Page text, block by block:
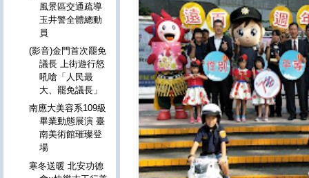
風景區交通疏導
玉井警全體總動
員
(影音)金門首次罷免
議長 上街遊行怒
吼嗆「人民最
大、罷免議長」
南應大美容系109級
畢業動態展演 臺
南美術館璀璨登
場
寒冬送暖 北安功德